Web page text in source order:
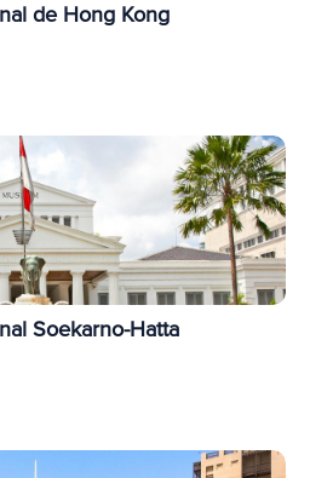
de Hong Kong
Soekarno-Hatta